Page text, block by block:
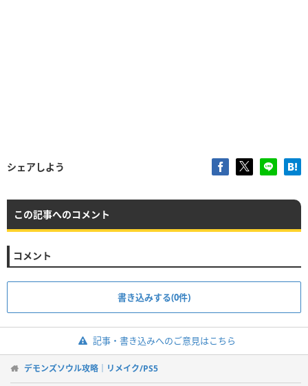
シェアしよう
この記事へのコメント
コメント
書き込みする(0件)
記事・書き込みへのご意見はこちら
デモンズソウル攻略｜リメイク/PS5